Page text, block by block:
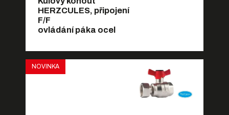
HERZCULES, připojení
F/F
ovládání páka ocel
NOVINKA